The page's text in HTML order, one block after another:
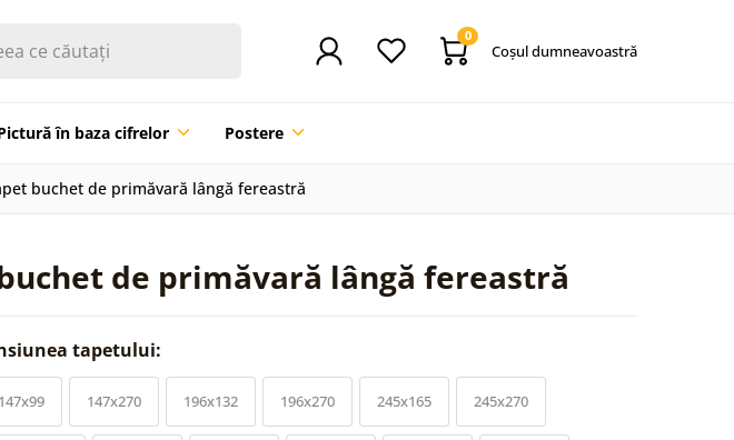
0
Coşul dumneavoastră
în baza cifrelor Postere
buchet de primăvară lângă fereastră
de primăvară lângă fereastră
tapetului:
147x99 147x270 196x132 196x270 245x165 245x270